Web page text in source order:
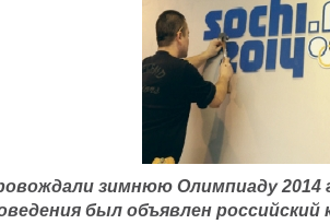
зимнюю Олимпиаду 2014
был объявлен